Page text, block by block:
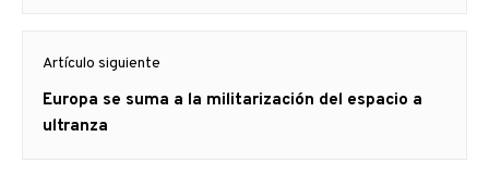
Artículo siguiente
Artículo
siguiente:
Europa se suma a la militarización del espacio a
ultranza